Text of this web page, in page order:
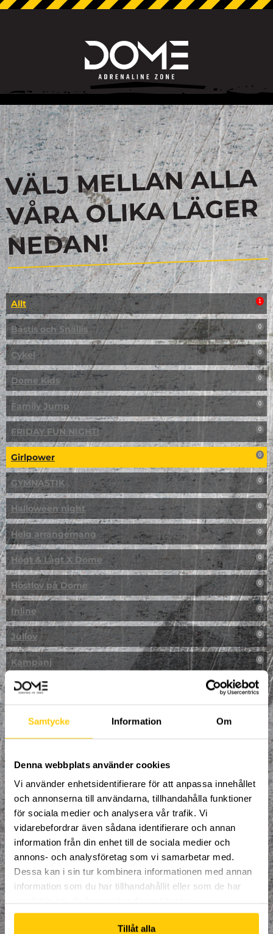
Samtycke Information Om
Denna webbplats använder cookies
Vi använder enhetsidentifierare för att anpassa innehållet
och annonserna till användarna, tillhandahålla funktioner
för sociala medier och analysera vår trafik. Vi
vidarebefordrar även sådana identifierare och annan
information från din enhet till de sociala medier och
annons- och analysföretag som vi samarbetar med.
Dessa kan i sin tur kombinera informationen med annan
information som du har tillhandahållit eller som de har
Tillåt alla
VÄLJ MELLAN ALLA
VÅRA OLIKA LÄGER
NEDAN!
Allt 1
Bästis och Snällis 0
Cykel 0
Dome Kids 0
Family Jump 0
FRIDAY FUN NIGHT! 0
Girlpower 0
GYMNASTIK 0
Halloween night 0
Helg arrangemang 0
Högt & Lågt X Dome 0
Höstlov på Dome 0
Inline 0
Jullov 0
Kampanj 0
Kickbike 0
Klättring
LAN
Multisport
Mässa
NPF-Träning
Parkour
Påsk på Dome
Påsklovsläger 0